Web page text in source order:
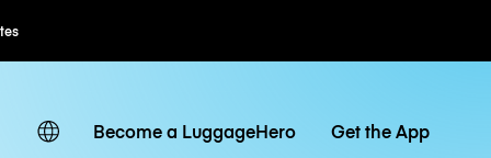
Flexible Booking
Become a LuggageHero Get the App